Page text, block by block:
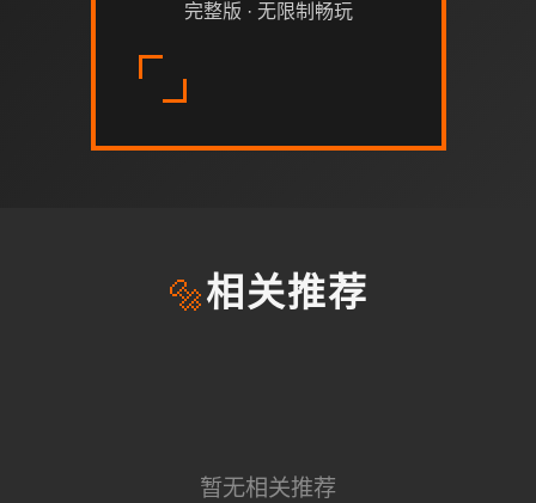
完整版 · 无限制畅玩
🔩相关推荐
暂无相关推荐